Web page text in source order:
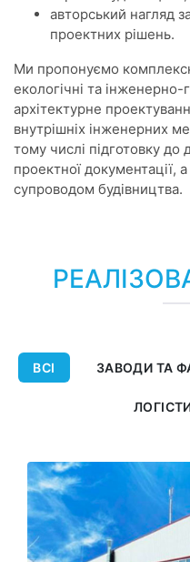
авторський нагляд
проектних рішень.
Ми пропонуємо
екологічні та інженерно-
архітектурне
внутрішніх інженерних
тому числі підготовку до
проектної документації,
супроводом будівництва.
ВСІ ЗАВОДИ ТА